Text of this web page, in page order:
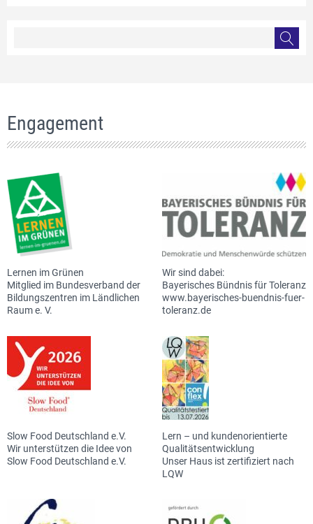
Engagement
Lernen im Grünen
Mitglied im Bundesverband der
Bildungszentren im Ländlichen
Raum e. V.
Wir sind dabei:
Bayerisches Bündnis für Toleranz
www.bayerisches-buendnis-fuer-
toleranz.de
Slow Food Deutschland e.V.
Wir unterstützen die Idee von
Slow Food Deutschland e.V.
Lern – und kundenorientierte
Qualitätsentwicklung
Unser Haus ist zertifiziert nach
LQW